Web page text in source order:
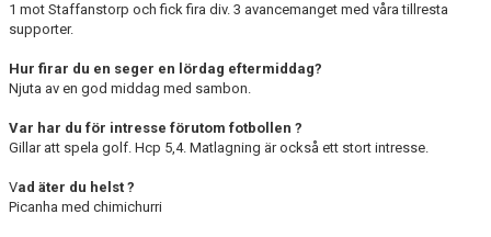
1 mot Staffanstorp och fick fira div. 3 avancemanget med våra tillresta
supporter.
Hur firar du en seger en lördag eftermiddag?
Njuta av en god middag med sambon.
Var har du för intresse förutom fotbollen ?
Gillar att spela golf. Hcp 5,4. Matlagning är också ett stort intresse.
Vad äter du helst ?
Picanha med chimichurri